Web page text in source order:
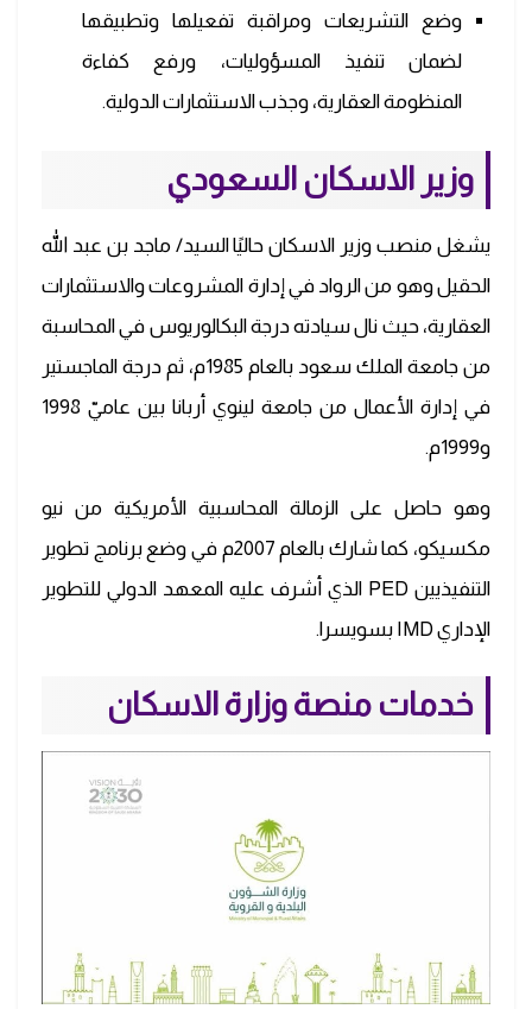
وضع التشريعات ومراقبة تفعيلها وتطبيقها
لضمان تنفيذ المسؤوليات، ورفع كفاءة
المنظومة العقارية، وجذب الاستثمارات الدولية.
وزير الاسكان السعودي
يشغل منصب وزير الاسكان حاليًا السيد/ ماجد بن عبد الله
الحقيل وهو من الرواد في إدارة المشروعات والاستثمارات
العقارية، حيث نال سيادته درجة البكالوريوس في المحاسبة
من جامعة الملك سعود بالعام 1985م، ثم درجة الماجستير
في إدارة الأعمال من جامعة لينوي أربانا بين عاميّ 1998
و1999م.
وهو حاصل على الزمالة المحاسبية الأمريكية من نيو
مكسيكو، كما شارك بالعام 2007م في وضع برنامج تطوير
التنفيذيين PED الذي أشرف عليه المعهد الدولي للتطوير
الإداري IMD بسويسرا.
خدمات منصة وزارة الاسكان